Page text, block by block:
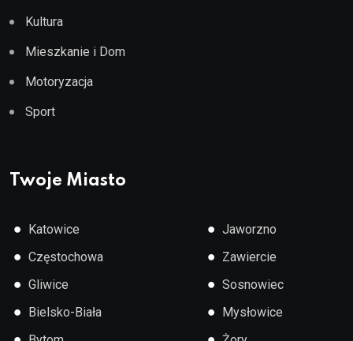
Kultura
Mieszkanie i Dom
Motoryzacja
Sport
Twoje Miasto
● Katowice
● Częstochowa
● Gliwice
● Bielsko-Biała
● Jaworzno
● Zawiercie
● Sosnowiec
● Mysłowice